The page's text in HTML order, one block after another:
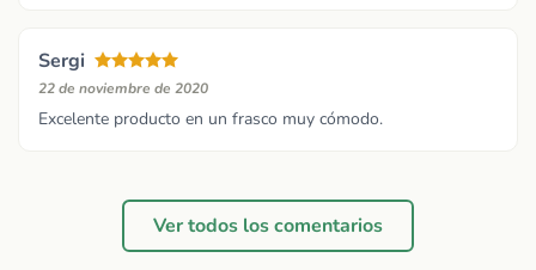
Sergi
22 de noviembre de 2020
Excelente producto en un frasco muy cómodo.
Ver todos los comentarios